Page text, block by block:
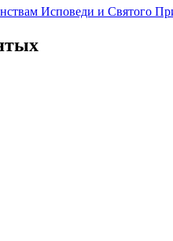
Исповеди и Святого